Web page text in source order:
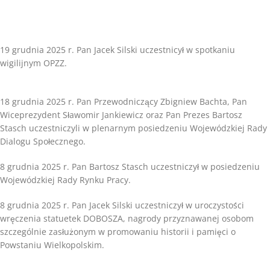
19 grudnia 2025 r. Pan Jacek Silski uczestnicył w spotkaniu
wigilijnym OPZZ.
18 grudnia 2025 r. Pan Przewodniczący Zbigniew Bachta, Pan
Wiceprezydent Sławomir Jankiewicz oraz Pan Prezes Bartosz
Stasch uczestniczyli w plenarnym posiedzeniu Wojewódzkiej Rady
Dialogu Społecznego.
8 grudnia 2025 r. Pan Bartosz Stasch uczestniczył w posiedzeniu
Wojewódzkiej Rady Rynku Pracy.
8 grudnia 2025 r. Pan Jacek Silski uczestniczył w uroczystości
wręczenia statuetek DOBOSZA, nagrody przyznawanej osobom
szczególnie zasłużonym w promowaniu historii i pamięci o
Powstaniu Wielkopolskim.